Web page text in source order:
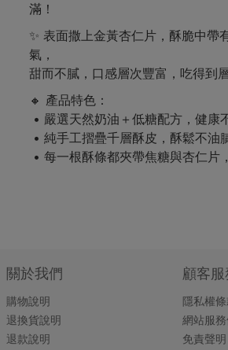
滿！
✨ 表面撒上金黃杏仁片，酥脆中帶
氣，
甜而不膩，口感層次豐富，吃得到
🔸 產品特色：
• 嚴選天然奶油＋低糖配方，健康
• 純手工摺疊千層酥皮，酥鬆不油
• 每一根酥條都夾帶焦糖與杏仁片
關於我們
購物說明
退換貨說明
退款說明
顧客服
隱私權
網站服
免責聲明